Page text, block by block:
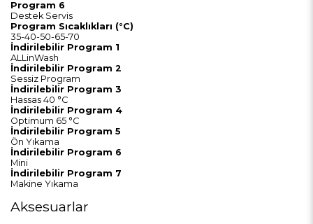
Program 6
Destek Servis
Program Sıcaklıkları (°C)
35-40-50-65-70
İndirilebilir Program 1
ALLinWash
İndirilebilir Program 2
Sessiz Program
İndirilebilir Program 3
Hassas 40 °C
İndirilebilir Program 4
Optimum 65 °C
İndirilebilir Program 5
Ön Yıkama
İndirilebilir Program 6
Mini
İndirilebilir Program 7
Makine Yıkama
Aksesuarlar